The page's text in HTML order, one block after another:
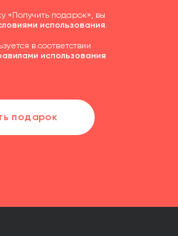
«Получить подарок», вы
использования.
в соответствии
использования
подарок